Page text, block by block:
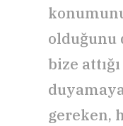
olduğunu
bize
gereken,